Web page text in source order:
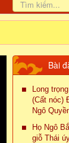
Bài
Long
(Cất nóc)
Ngô
Họ Ngô
giỗ Thái